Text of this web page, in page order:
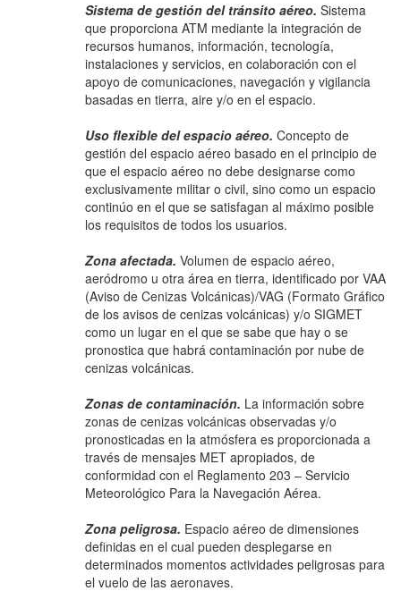
Sistema de gestión del tránsito aéreo. Sistema
que proporciona ATM mediante la integración de
recursos humanos, información, tecnología,
instalaciones y servicios, en colaboración con el
apoyo de comunicaciones, navegación y vigilancia
basadas en tierra, aire y/o en el espacio.
Uso flexible del espacio aéreo. Concepto de
gestión del espacio aéreo basado en el principio de
que el espacio aéreo no debe designarse como
exclusivamente militar o civil, sino como un espacio
continúo en el que se satisfagan al máximo posible
los requisitos de todos los usuarios.
Zona afectada. Volumen de espacio aéreo,
aeródromo u otra área en tierra, identificado por VAA
(Aviso de Cenizas Volcánicas)/VAG (Formato Gráfico
de los avisos de cenizas volcánicas) y/o SIGMET
como un lugar en el que se sabe que hay o se
pronostica que habrá contaminación por nube de
cenizas volcánicas.
Zonas de contaminación. La información sobre
zonas de cenizas volcánicas observadas y/o
pronosticadas en la atmósfera es proporcionada a
través de mensajes MET apropiados, de
conformidad con el Reglamento 203 – Servicio
Meteorológico Para la Navegación Aérea.
Zona peligrosa. Espacio aéreo de dimensiones
definidas en el cual pueden desplegarse en
determinados momentos actividades peligrosas para
el vuelo de las aeronaves.